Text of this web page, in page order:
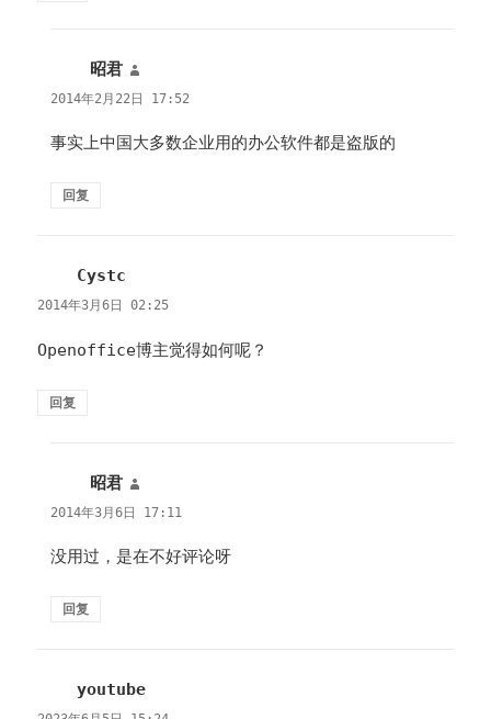
昭君
道：
2014年2月22日 17:52
事实上中国大多数企业用的办公软件都是盗版的
回复
Cystc
道：
2014年3月6日 02:25
Openoffice博主觉得如何呢？
回复
昭君
道：
2014年3月6日 17:11
没用过，是在不好评论呀
回复
youtube